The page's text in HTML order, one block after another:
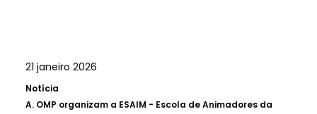
21 janeiro 2026
Notícia
A. OMP organizam a ESAIM - Escola de Animadores da